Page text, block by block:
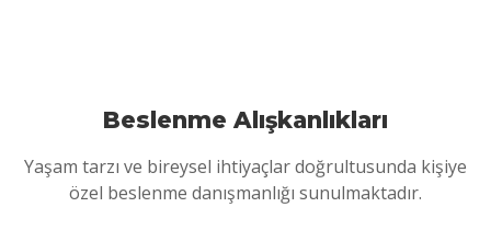
Beslenme Alışkanlıkları
Yaşam tarzı ve bireysel ihtiyaçlar doğrultusunda kişiye
özel beslenme danışmanlığı sunulmaktadır.